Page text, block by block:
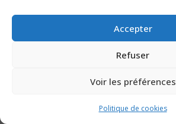
Accepter
Refuser
Voir les préférences
Politique de cookies